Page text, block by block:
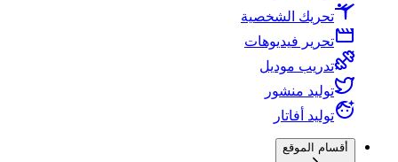
تحريك الشخصية
تحرير فيديوهات
تدريب موديل
توليد منشور
توليد أفاتار
أقسام الموقع